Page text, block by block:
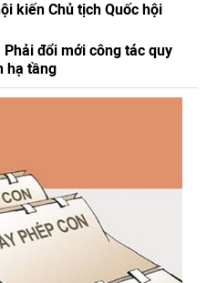
kiến Chủ tịch Quốc hội
đổi mới công tác quy
hạ tầng